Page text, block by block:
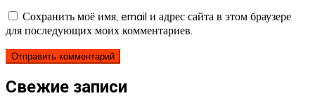
Сохранить моё имя, email и адрес сайта в этом браузере
для последующих моих комментариев.
Свежие записи